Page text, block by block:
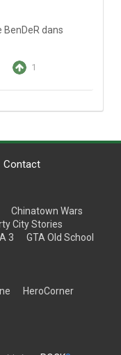
BenDeR dans
1
Contact
Chinatown Wars
City Stories
3
GTA Old School
HeroCorner